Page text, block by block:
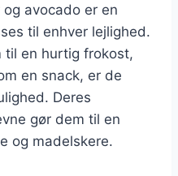
avocado er en
til enhver lejlighed.
til en hurtig frokost,
en snack, er de
Deres
gør dem til en
og madelskere.